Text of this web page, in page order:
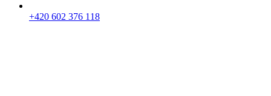
+420 602 376 118